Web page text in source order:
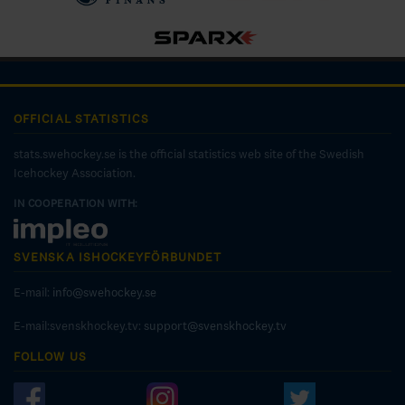
OFFICIAL STATISTICS
stats.swehockey.se is the official statistics web site of the Swedish
Icehockey Association.
IN COOPERATION WITH:
SVENSKA ISHOCKEYFÖRBUNDET
E-mail: info@swehockey.se
E-mail:svenskhockey.tv: support@svenskhockey.tv
FOLLOW US